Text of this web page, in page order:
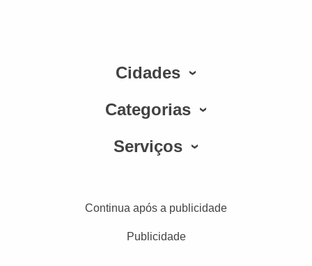
Cidades
Categorias
Serviços
Continua após a publicidade
Publicidade